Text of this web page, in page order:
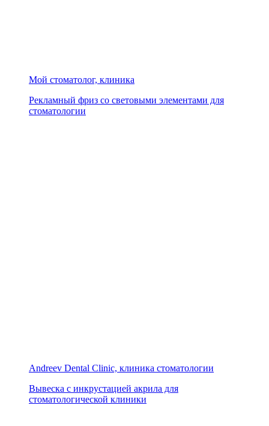
Мой стоматолог, клиника
Рекламный фриз со световыми элементами для
стоматологии
Andreev Dental Clinic, клиника стоматологии
Вывеска с инкрустацией акрила для
стоматологической клиники